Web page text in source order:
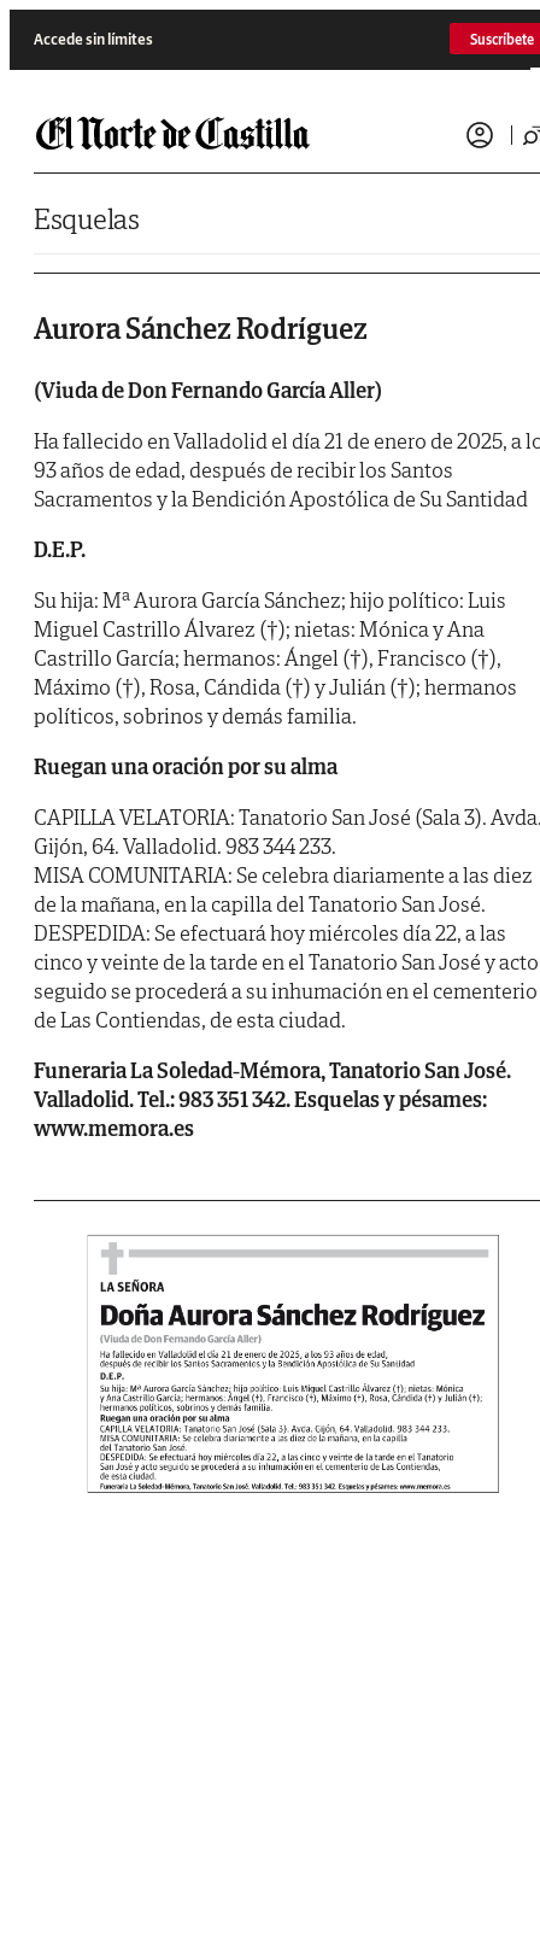
Accede sin límites Suscríbete
Esquelas
Aurora Sánchez Rodríguez
(Viuda de Don Fernando García Aller)
Ha fallecido en Valladolid el día 21 de enero de 2025, a
93 años de edad, después de recibir los Santos
Sacramentos y la Bendición Apostólica de Su Santidad
D.E.P.
Su hija: Mª Aurora García Sánchez; hijo político: Luis
Miguel Castrillo Álvarez (†); nietas: Mónica y Ana
Castrillo García; hermanos: Ángel (†), Francisco (†),
Máximo (†), Rosa, Cándida (†) y Julián (†); hermanos
políticos, sobrinos y demás familia.
Ruegan una oración por su alma
CAPILLA VELATORIA: Tanatorio San José (Sala 3).
Gijón, 64. Valladolid. 983 344 233.
MISA COMUNITARIA: Se celebra diariamente a las diez
de la mañana, en la capilla del Tanatorio San José.
DESPEDIDA: Se efectuará hoy miércoles día 22, a las
cinco y veinte de la tarde en el Tanatorio San José y acto
seguido se procederá a su inhumación en el cementerio
de Las Contiendas, de esta ciudad.
Funeraria La Soledad-Mémora, Tanatorio San José.
Valladolid. Tel.: 983 351 342. Esquelas y pésames:
www.memora.es